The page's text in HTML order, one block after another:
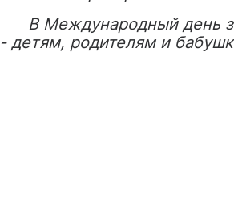
В Международный день
- детям, родителям и